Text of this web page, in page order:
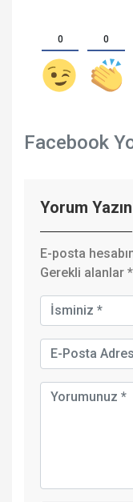
0 0
Facebook
Yorum Yazın
E-posta
Gerekli alanlar *